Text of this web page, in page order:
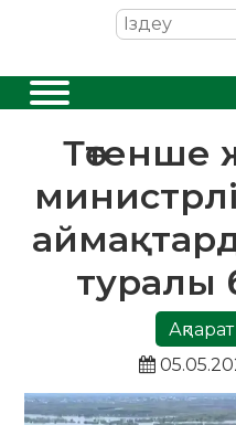
Төтенше
туралы
Ақпарат